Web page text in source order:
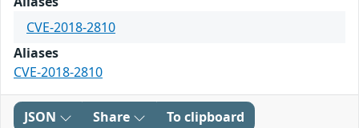
CVE-2018-2810
Aliases
CVE-2018-2810
JSON Share To clipboard